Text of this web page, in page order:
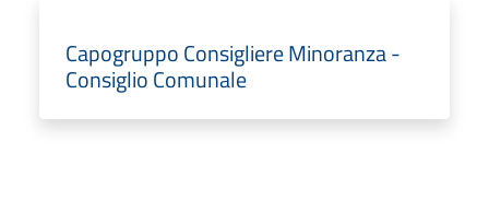
Capogruppo Consigliere Minoranza -
Consiglio Comunale